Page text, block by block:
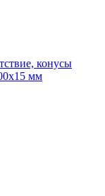
конусы
мм